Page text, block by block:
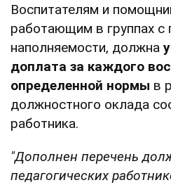
Воспитателям и
работающим в группах
наполняемости, должна
доплата за каждого
определенной нормы в
должностного оклада
работника.
"Дополнен перечень
педагогических